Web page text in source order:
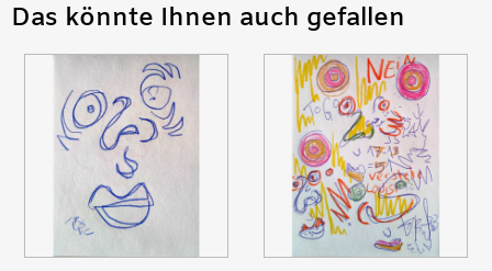
Das könnte Ihnen auch gefallen